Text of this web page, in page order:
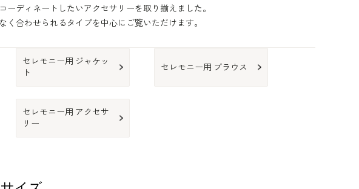
ディネートしたいアクセサリーを取り揃えました。
合わせられるタイプを中心にご覧いただけます。
セレモニー用 ジャケッ
ト
セレモニー用 ブラウス
セレモニー用 アクセサ
リー